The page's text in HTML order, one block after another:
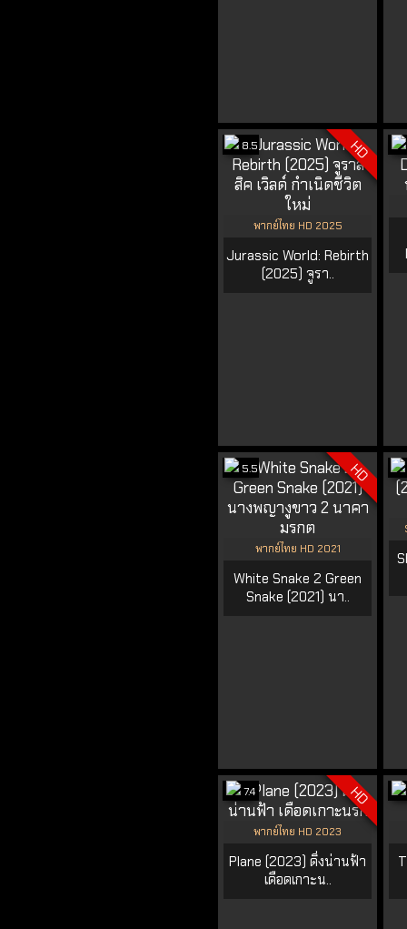
HD
8.5
พากย์ไทย HD 2025
Jurassic World: Rebirth
(2025) จูรา..
HD
5.5
พากย์ไทย HD 2021
White Snake 2 Green
Snake (2021) นา..
HD
7.4
พากย์ไทย HD 2023
Plane (2023) ดิ่งน่านฟ้า
เดือดเกาะน..